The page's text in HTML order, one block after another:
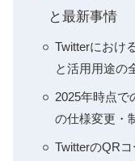
と最新事情
Twitterにおけ
と活用用途の
2025年時点で
の仕様変更・
TwitterのQR